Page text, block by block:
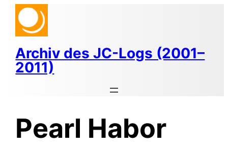
Zum
Inhalt
springen
Archiv des JC-Logs (2001–
2011)
Pearl Habor